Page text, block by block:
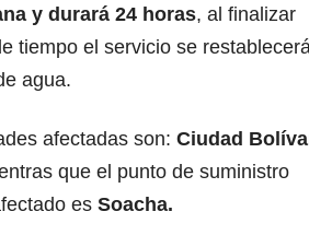
y durará 24 horas, al finalizar
tiempo el servicio se
agua.
afectadas son: Ciudad
que el punto de suministro
es Soacha.